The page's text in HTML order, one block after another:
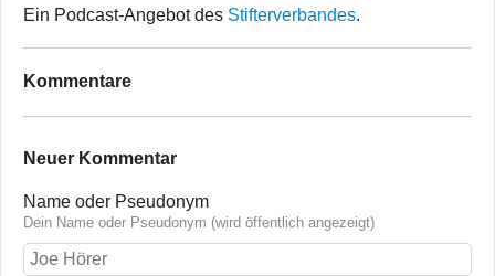
Ein Podcast-Angebot des Stifterverbandes.
Kommentare
Neuer Kommentar
Name oder Pseudonym
Dein Name oder Pseudonym (wird öffentlich angezeigt)